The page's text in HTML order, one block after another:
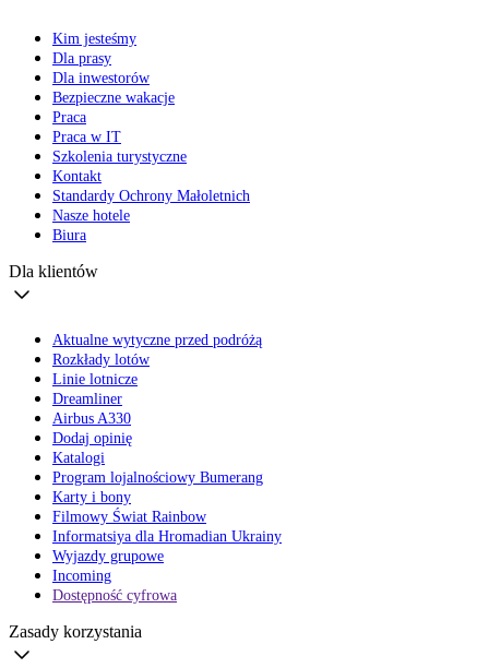
Kim jesteśmy
Dla prasy
Dla inwestorów
Bezpieczne wakacje
Praca
Praca w IT
Szkolenia turystyczne
Kontakt
Standardy Ochrony Małoletnich
Nasze hotele
Biura
Dla klientów
Aktualne wytyczne przed podróżą
Rozkłady lotów
Linie lotnicze
Dreamliner
Airbus A330
Dodaj opinię
Katalogi
Program lojalnościowy Bumerang
Karty i bony
Filmowy Świat Rainbow
Informatsiya dla Hromadian Ukrainy
Wyjazdy grupowe
Incoming
Dostępność cyfrowa
Zasady korzystania